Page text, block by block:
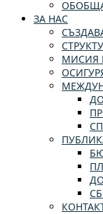
ЗА НАС
МИСИЯ